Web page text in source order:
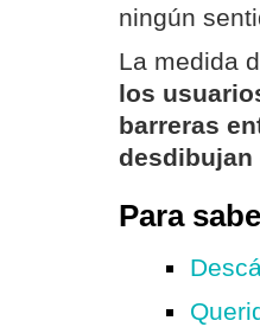
ningún
La medida
los
barreras
desdibujan
Para